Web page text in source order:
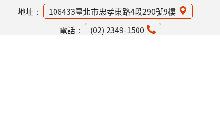
地址：
106433臺北市忠孝東路4段290號9樓
電話：
(02) 2349-1500